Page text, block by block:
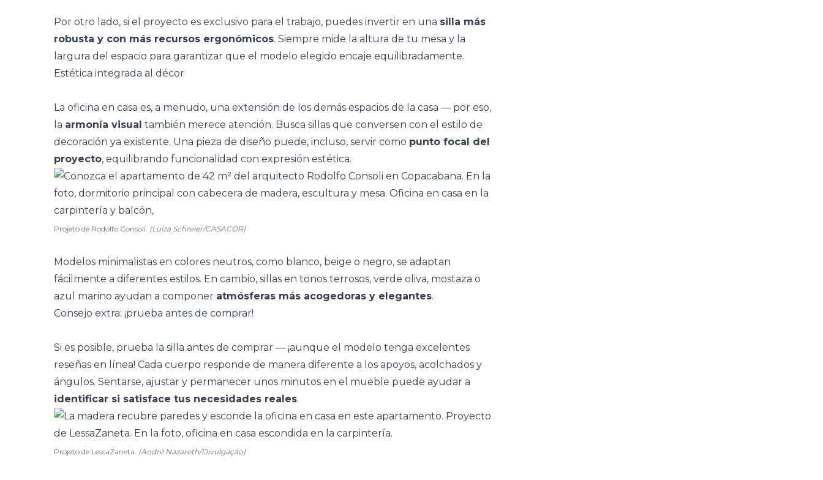
Por otro lado, si el proyecto es exclusivo para el trabajo, puedes invertir en una silla más
robusta y con más recursos ergonómicos. Siempre mide la altura de tu mesa y la
largura del espacio para garantizar que el modelo elegido encaje equilibradamente.
Estética integrada al décor
La oficina en casa es, a menudo, una extensión de los demás espacios de la casa — por eso,
la armonía visual también merece atención. Busca sillas que conversen con el estilo de
decoración ya existente. Una pieza de diseño puede, incluso, servir como punto focal del
proyecto, equilibrando funcionalidad con expresión estética.
Projeto de Rodolfo Consoli. (Luiza Schreier/CASACOR)
Modelos minimalistas en colores neutros, como blanco, beige o negro, se adaptan
fácilmente a diferentes estilos. En cambio, sillas en tonos terrosos, verde oliva, mostaza o
azul marino ayudan a componer atmósferas más acogedoras y elegantes.
Consejo extra: ¡prueba antes de comprar!
Si es posible, prueba la silla antes de comprar — ¡aunque el modelo tenga excelentes
reseñas en línea! Cada cuerpo responde de manera diferente a los apoyos, acolchados y
ángulos. Sentarse, ajustar y permanecer unos minutos en el mueble puede ayudar a
identificar si satisface tus necesidades reales.
Projeto de LessaZaneta. (André Nazareth/Divulgação)